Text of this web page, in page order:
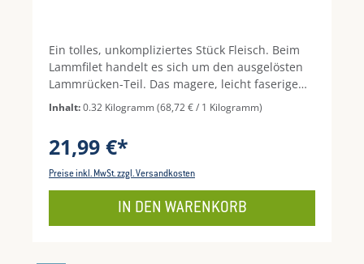
Ein tolles, unkompliziertes Stück Fleisch. Beim
Lammfilet handelt es sich um den ausgelösten
Lammrücken-Teil. Das magere, leicht faserige
Fleisch ist frei von Sehnen und kann wie ein
Steak oder im Ganzen verarbeitet werden. Damit
besonders zum Kurzbraten oder Grillen. Dank
des maßgeschneiderten Zuschnitts, wie bei
die Zubereitung angenehm unkompliziert,
Inhalt:0.32 Kilogramm(68,72 € / 1 Kilogramm)
21,99 €*
Preise inkl. MwSt. zzgl. Versandkosten
IN DEN WARENKORB